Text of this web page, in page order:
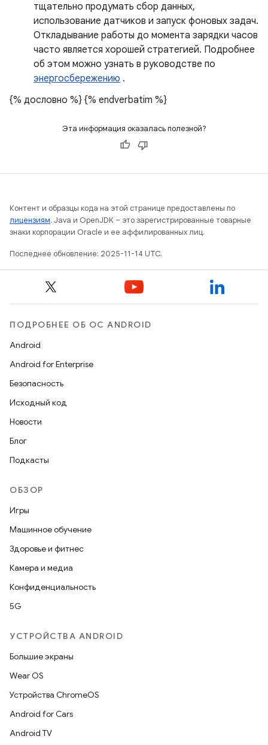
тщательно продумать сбор данных,
использование датчиков и запуск фоновых задач.
Откладывание работы до момента зарядки часов
часто является хорошей стратегией. Подробнее
об этом можно узнать в руководстве по
энергосбережению .
{% дословно %} {% endverbatim %}
Эта информация оказалась полезной?
Контент и образцы кода на этой странице предоставлены по
лицензиям. Java и OpenJDK – это зарегистрированные товарные
знаки корпорации Oracle и ее аффилированных лиц.
Последнее обновление: 2025-11-14 UTC.
ПОДРОБНЕЕ ОБ ОС ANDROID
Android
Android for Enterprise
Безопасность
Исходный код
Новости
Блог
Подкасты
ОБЗОР
Игры
Машинное обучение
Здоровье и фитнес
Камера и медиа
Конфиденциальность
5G
УСТРОЙСТВА ANDROID
Большие экраны
Wear OS
Устройства ChromeOS
Android for Cars
Android TV